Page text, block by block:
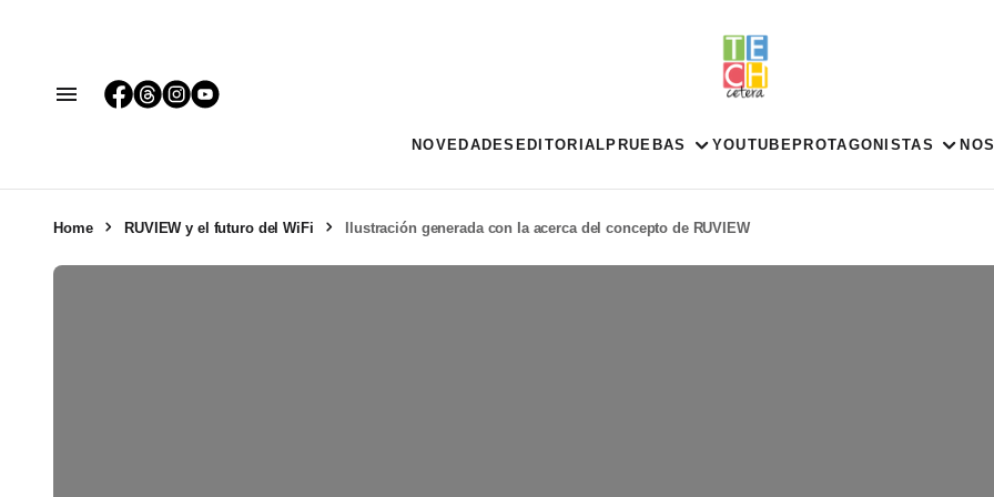
NOVEDADES EDITORIAL PRUEBAS YOUTUBE PROTAGONISTAS
Home RUVIEW y el futuro del WiFi Ilustración generada con Ia acerca del concepto de RUVIEW